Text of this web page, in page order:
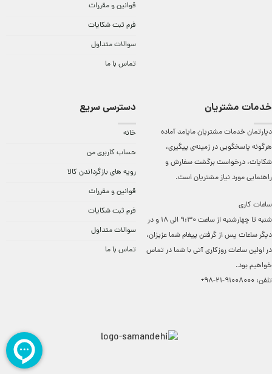
قوانین و مقررات
فرم ثبت شکایات
سوالات متداول
تماس با ما
خدمات مشتریان
دپارتمان خدمات مشتریان مایامد آماده
هرگونه پاسخگویی در زمینه‌ی پیگیری،
شکایات، درخواست برگشت سفارش و
راهنمایی مورد نیاز مشتریان است.
ساعات کاری
شنبه تا چهارشنبه از ساعت 9:30 الی 18 و در
دیگر ساعات ‌پس از گرفتن پیغام شما عزیزان،
در اولین ساعات روزکاری آتی با شما در تماس
خواهیم بود.
تلفن: 91008000-21-98+
دسترسی سریع
خانه
حساب کاربری من
رویه های بازگرداندن کالا
قوانین و مقررات
فرم ثبت شکایات
سوالات متداول
تماس با ما